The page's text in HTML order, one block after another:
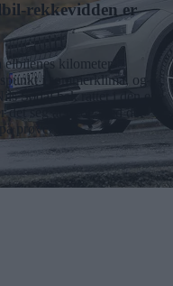
rekkevidden er
kilometer-
i sommerklima, og
Sødal bak rattet i den ene
seg at til og med det
prøve.